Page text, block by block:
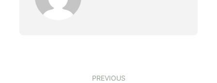
PREVIOUS